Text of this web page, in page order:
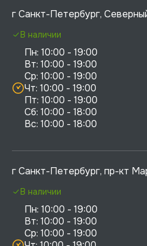
г Санкт-Петербург,
Пн: 10:00 - 19:00
Вт: 10:00 - 19:00
Ср: 10:00 - 19:00
Чт: 10:00 - 19:00
Пт: 10:00 - 19:00
Сб: 10:00 - 18:00
В наличии
г Санкт-Петербург, пр-кт
Пн: 10:00 - 19:00
Вт: 10:00 - 19:00
Ср: 10:00 - 19:00
В наличии